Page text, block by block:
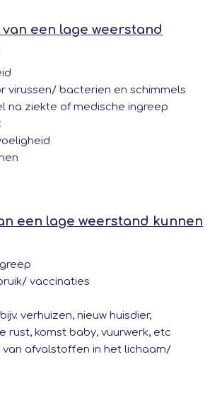
een lage weerstand
virussen/ bacterien en schimmels
na ziekte of medische ingreep
een lage weerstand kunnen
vaccinaties
verhuizen, nieuw huisdier,
rust, komst baby, vuurwerk, etc
afvalstoffen in het lichaam/